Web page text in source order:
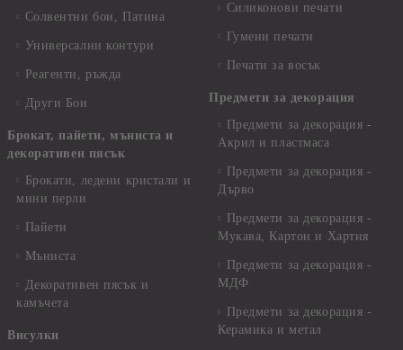
Солвентни бои, Патина
Универсални контури
Реагенти, ръжда
Други Бои
Брокат, пайети, мъниста и
декоративен пясък
Брокати, ледени кристали и
мини перли
Пайети
Мъниста
Декоративен пясък и
камъчета
Висулки
Силиконови печати
Гумени печати
Печати за восък
Предмети за декорация
Предмети за декорация -
Акрил и пластмаса
Предмети за декорация -
Дърво
Предмети за декорация -
Мукава, Картон и Хартия
Предмети за декорация -
МДФ
Предмети за декорация -
Керамика и метал